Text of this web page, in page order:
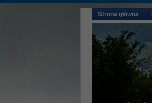
Strona główna